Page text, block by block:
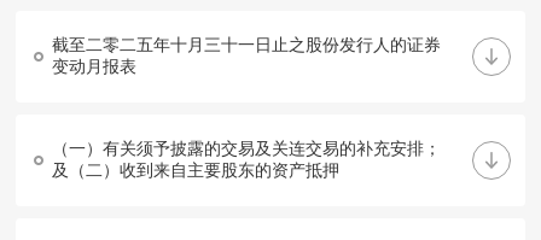
截至二零二五年十月三十一日止之股份发行人的证券
变动月报表
（一）有关须予披露的交易及关连交易的补充安排；
及（二）收到来自主要股东的资产抵押